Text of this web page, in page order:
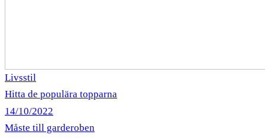
Livsstil
Hitta de populära topparna
14/10/2022
Måste till garderoben